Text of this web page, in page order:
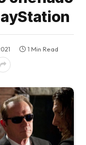
1 Min Read